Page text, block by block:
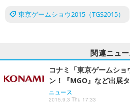
東京ゲームショウ2015（TGS2015）
関連ニュー
コナミ「東京ゲームシ
ン！『MGO』など出展
ニュース
2015.9.3 Thu 17:33